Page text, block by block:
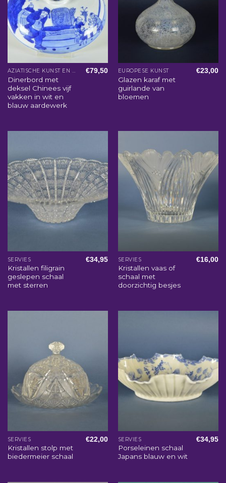
AZIATISCHE KUNST EN WOONACCESSOIRES
Dinerbord met
deksel Chinees vijf
vakken in wit en
blauw aardewerk
€79,50 EUROPESE KUNST
Glazen karaf met
guirlande van
bloemen
€23,00
SERVIES
Kristallen filigrain
geslepen schaal
met sterren
€34,95 SERVIES
Kristallen vaas of
schaal met
doorzichtig besjes
€16,00
SERVIES
Kristallen stolp met
biedermeier schaal
€22,00 SERVIES
Porseleinen schaal
Japans blauw en wit
€34,95